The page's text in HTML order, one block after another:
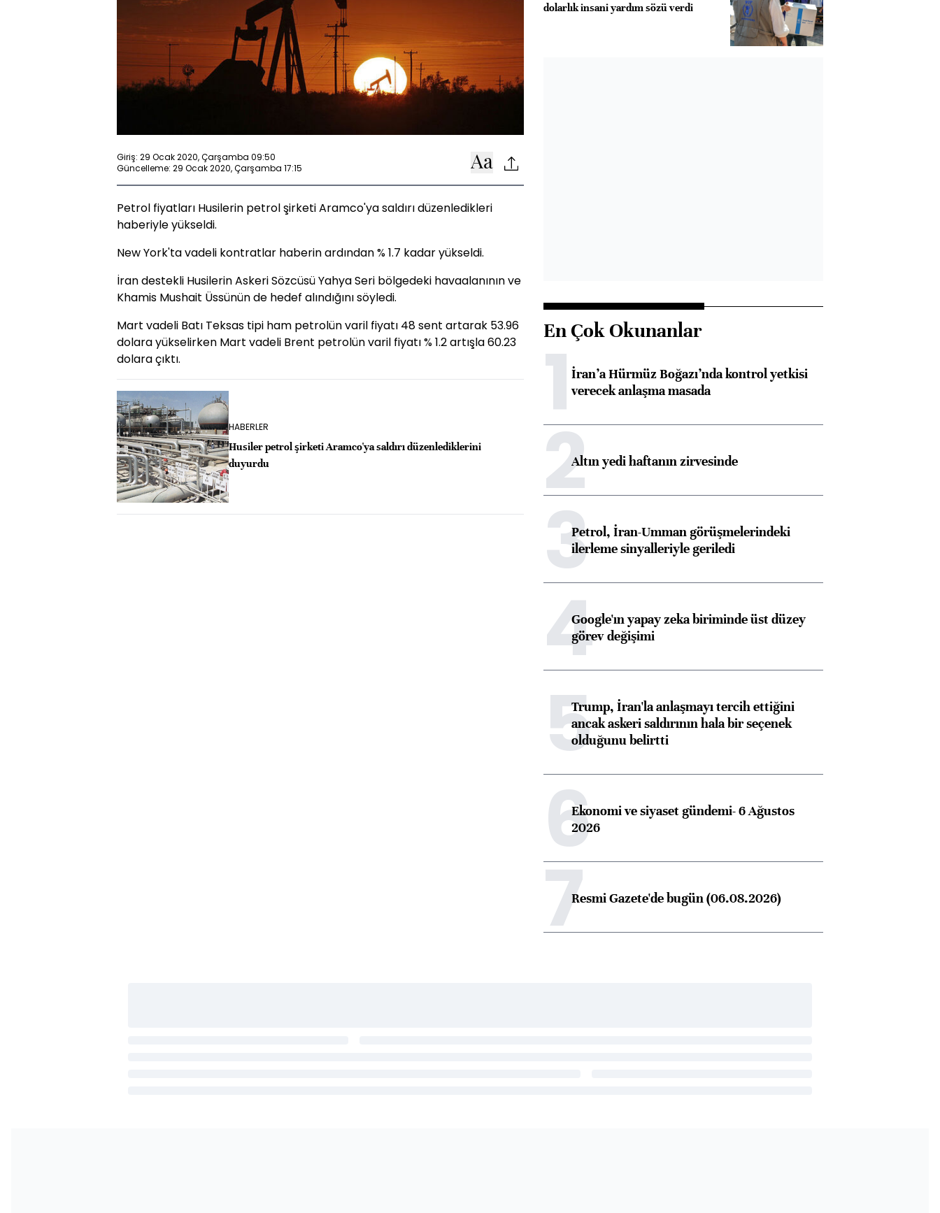
Giriş: 29 Ocak 2020, Çarşamba 09:50
Güncelleme: 29 Ocak 2020, Çarşamba 17:15
Petrol fiyatları Husilerin petrol şirketi Aramco'ya saldırı düzenledikleri
haberiyle yükseldi.
New York'ta vadeli kontratlar haberin ardından % 1.7 kadar yükseldi.
İran destekli Husilerin Askeri Sözcüsü Yahya Seri bölgedeki havaalanının ve
Khamis Mushait Üssünün de hedef alındığını söyledi.
Mart vadeli Batı Teksas tipi ham petrolün varil fiyatı 48 sent artarak 53.96
dolara yükselirken Mart vadeli Brent petrolün varil fiyatı % 1.2 artışla 60.23
dolara çıktı.
HABERLER
Husiler petrol şirketi Aramco'ya saldırı düzenlediklerini
duyurdu
dolarlık insani yardım sözü verdi
En Çok Okunanlar
1İran’a Hürmüz Boğazı’nda kontrol yetkisi
verecek anlaşma masada
2Altın yedi haftanın zirvesinde
3Petrol, İran-Umman görüşmelerindeki
ilerleme sinyalleriyle geriledi
4Google'ın yapay zeka biriminde üst düzey
görev değişimi
5Trump, İran'la anlaşmayı tercih ettiğini
ancak askeri saldırının hala bir seçenek
olduğunu belirtti
6Ekonomi ve siyaset gündemi- 6 Ağustos
2026
7Resmi Gazete'de bugün (06.08.2026)